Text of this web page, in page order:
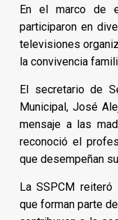
En el marco de
participaron en
televisiones
la convivencia
El secretario de
Municipal, José
mensaje a las
reconoció el
que desempeñan
La SSPCM
que forman parte